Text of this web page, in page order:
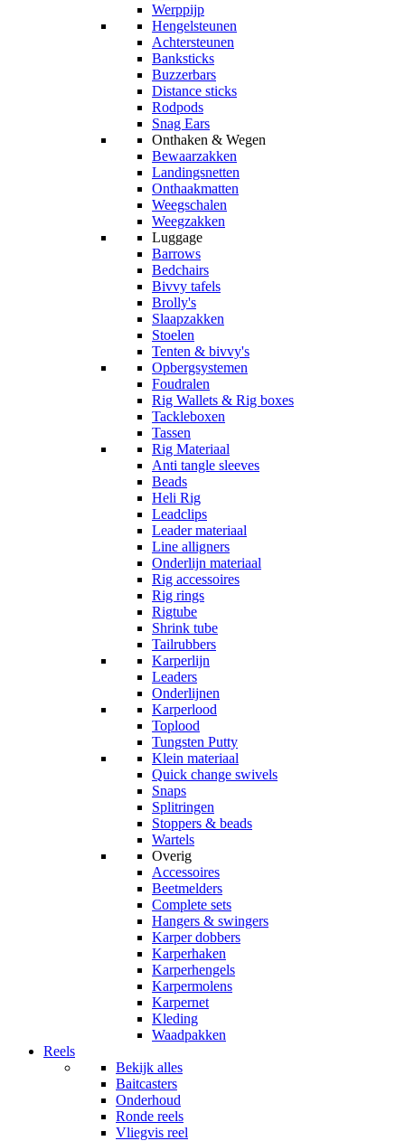
Werppijp
Hengelsteunen
Achtersteunen
Banksticks
Buzzerbars
Distance sticks
Rodpods
Snag Ears
Onthaken & Wegen
Bewaarzakken
Landingsnetten
Onthaakmatten
Weegschalen
Weegzakken
Luggage
Barrows
Bedchairs
Bivvy tafels
Brolly's
Slaapzakken
Stoelen
Tenten & bivvy's
Opbergsystemen
Foudralen
Rig Wallets & Rig boxes
Tackleboxen
Tassen
Rig Materiaal
Anti tangle sleeves
Beads
Heli Rig
Leadclips
Leader materiaal
Line alligners
Onderlijn materiaal
Rig accessoires
Rig rings
Rigtube
Shrink tube
Tailrubbers
Karperlijn
Leaders
Onderlijnen
Karperlood
Toplood
Tungsten Putty
Klein materiaal
Quick change swivels
Snaps
Splitringen
Stoppers & beads
Wartels
Overig
Accessoires
Beetmelders
Complete sets
Hangers & swingers
Karper dobbers
Karperhaken
Karperhengels
Karpermolens
Karpernet
Kleding
Waadpakken
Reels
Bekijk alles
Baitcasters
Onderhoud
Ronde reels
Vliegvis reel